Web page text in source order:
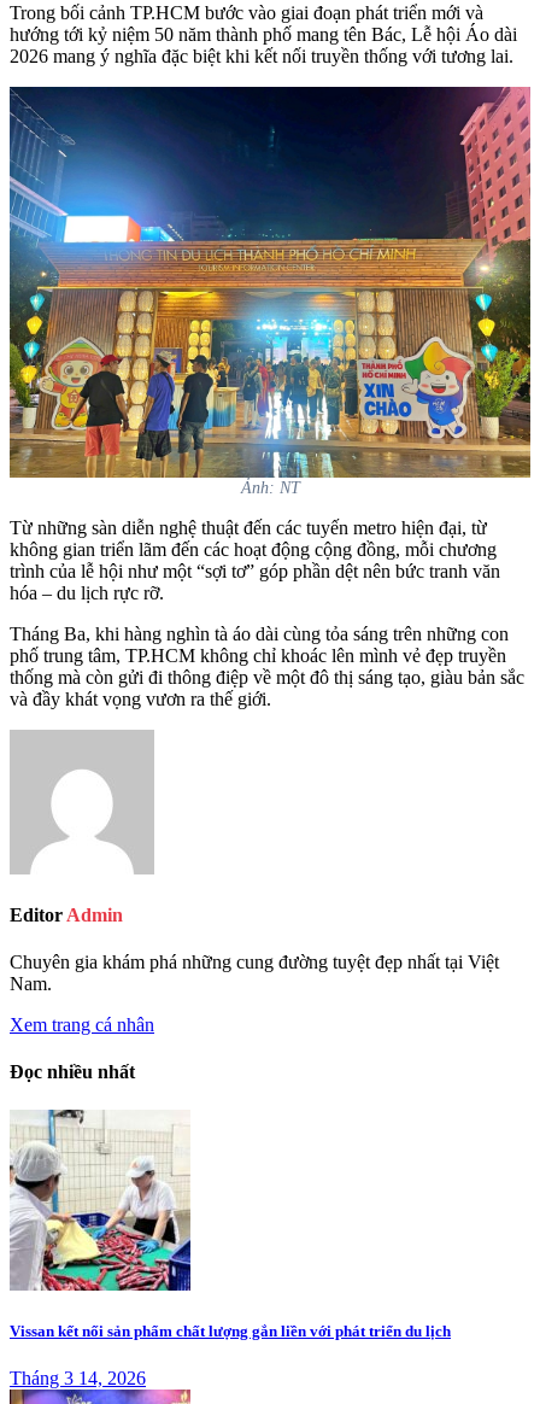
Trong bối cảnh TP.HCM bước vào giai đoạn phát triển mới và
hướng tới kỷ niệm 50 năm thành phố mang tên Bác, Lễ hội Áo dài
2026 mang ý nghĩa đặc biệt khi kết nối truyền thống với tương lai.
Ảnh: NT
Từ những sàn diễn nghệ thuật đến các tuyến metro hiện đại, từ
không gian triển lãm đến các hoạt động cộng đồng, mỗi chương
trình của lễ hội như một “sợi tơ” góp phần dệt nên bức tranh văn
hóa – du lịch rực rỡ.
Tháng Ba, khi hàng nghìn tà áo dài cùng tỏa sáng trên những con
phố trung tâm, TP.HCM không chỉ khoác lên mình vẻ đẹp truyền
thống mà còn gửi đi thông điệp về một đô thị sáng tạo, giàu bản sắc
và đầy khát vọng vươn ra thế giới.
Editor Admin
Chuyên gia khám phá những cung đường tuyệt đẹp nhất tại Việt
Nam.
Xem trang cá nhân
Đọc nhiều nhất
Vissan kết nối sản phẩm chất lượng gắn liền với phát triển du lịch
Tháng 3 14, 2026